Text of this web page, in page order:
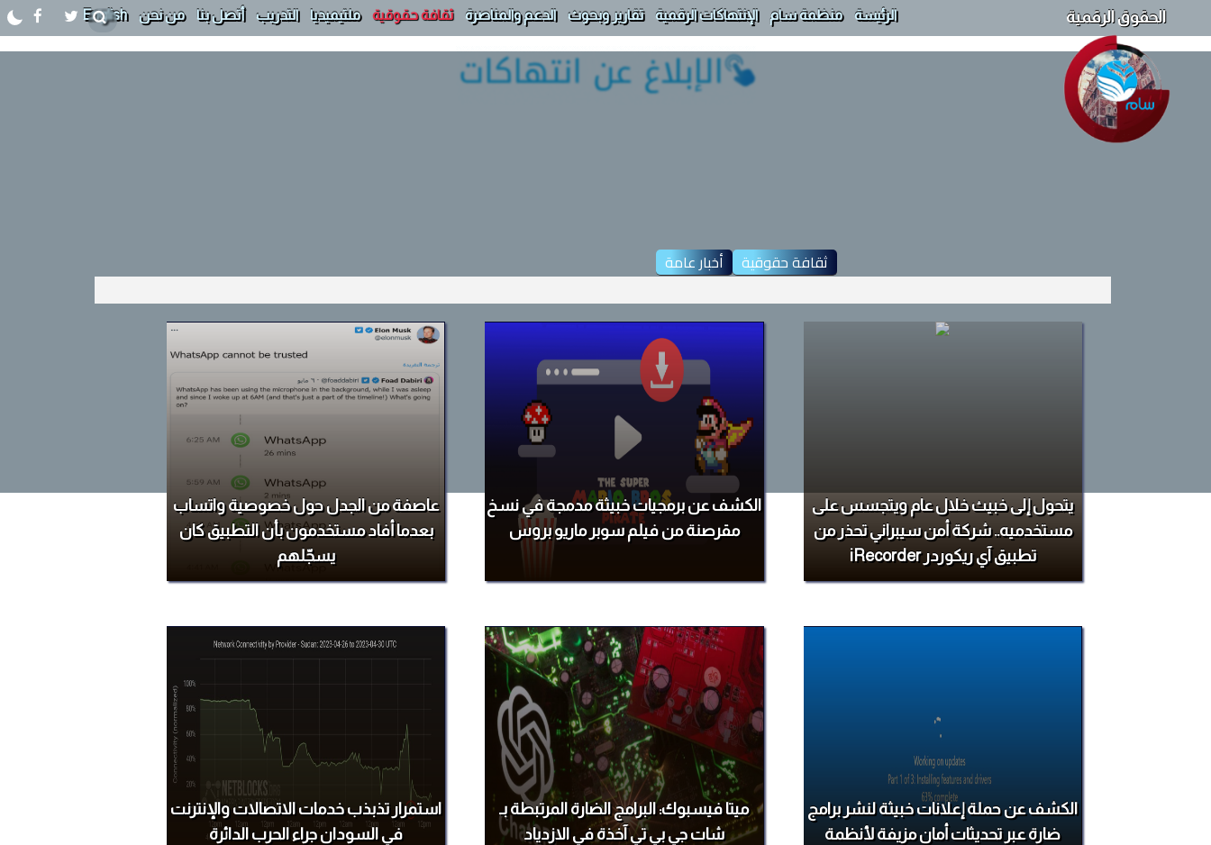
الحقوق الرقمية الرئيسة منظمة سام الإنتهاكات الرقمية تقارير وبحوث الدعم والمناصرة ثقافة حقوقية ملتيميديا التدريب أتصل بنا من نحن English
ثقافة حقوقية أخبار عامة
يتحول إلى خبيث خلال عام ويتجسس على
مستخدميه.. شركة أمن سيبراني تحذر من
تطبيق آي ريكوردر iRecorder
الكشف عن برمجيات خبيثة مدمجة في نسخ
مقرصنة من فيلم سوبر ماريو بروس
عاصفة من الجدل حول خصوصية واتساب
بعدما أفاد مستخدمون بأن التطبيق كان
يسجّلهم
الكشف عن حملة إعلانات خبيثة لنشر برامج
ضارة عبر تحديثات أمان مزيفة لأنظمة
ميتا فيسبوك: البرامج الضارة المرتبطة بـ
شات جي بي تي آخذة في الازدياد
استمرار تذبذب خدمات الاتصالات والإنترنت
في السودان جراء الحرب الدائرة